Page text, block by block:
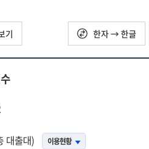
기 한자 → 한글
대출대) 이용현황